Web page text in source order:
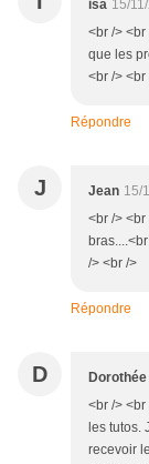
isa 15/
<br />
que les
<br /> <br
Répondre
J Jean 15/
<br />
/> <br />
Répondre
D Dorothée
<br />
les tutos.
recevoir